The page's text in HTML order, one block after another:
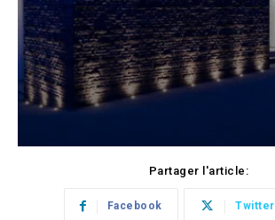
Partager l'article:
Facebook Twitter